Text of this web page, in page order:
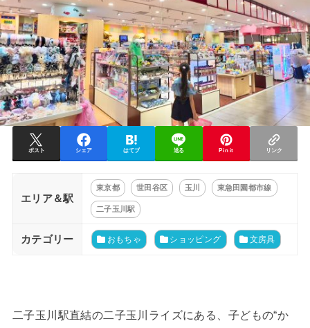
ポスト シェア はてブ 送る Pin it リンク
エリア＆駅
東京都 世田谷区 玉川 東急田園都市線
二子玉川駅
カテゴリー おもちゃ ショッピング 文房具
二子玉川駅直結の二子玉川ライズにある、子どもの“か